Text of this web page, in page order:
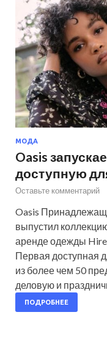
МОДА
Oasis
доступную
Оставьте комментарий
Oasis
выпустил
аренде одежды
Первая доступная
из более чем 50
деловую и
ПОДРОБНЕЕ